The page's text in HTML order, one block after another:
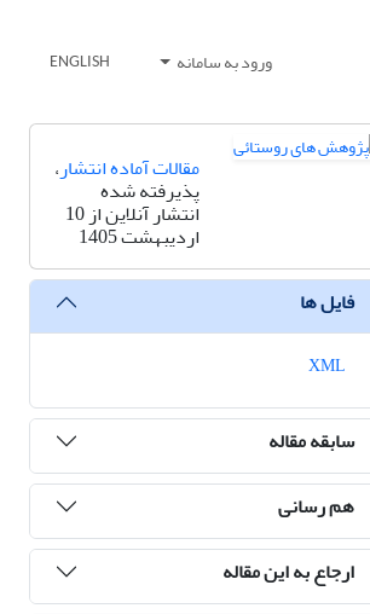
ورود به سامانه ENGLISH
مقالات آماده انتشار،
پذیرفته شده
انتشار آنلاین از 10
اردیبهشت 1405
فایل ها
سابقه مقاله
هم رسانی
ارجاع به این مقاله